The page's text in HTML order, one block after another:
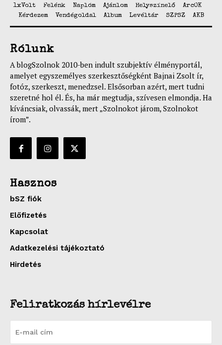
1xVolt Felénk Naplóm Ajánlom Helyszínelő
ArcOK
Kérdezem
Vendégoldal Album Levéltár SZPSZ AKB
Rólunk
A blogSzolnok 2010-ben indult szubjektív élményportál,
amelyet egyszemélyes szerkesztőségként Bajnai Zsolt ír,
fotóz, szerkeszt, menedzsel. Elsősorban azért, mert tudni
szeretné hol él. És, ha már megtudja, szívesen elmondja. Ha
kíváncsiak, olvassák, mert „Szolnokot járom, Szolnokot
írom”.
Hasznos
bSZ fiók
Előfizetés
Kapcsolat
Adatkezelési tájékoztató
Hirdetés
Feliratkozás hírlevélre